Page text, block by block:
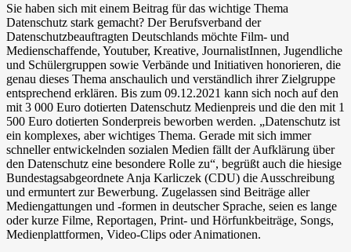
Sie haben sich mit einem Beitrag für das wichtige Thema
Datenschutz stark gemacht? Der Berufsverband der
Datenschutzbeauftragten Deutschlands möchte Film- und
Medienschaffende, Youtuber, Kreative, JournalistInnen, Jugendliche
und Schülergruppen sowie Verbände und Initiativen honorieren, die
genau dieses Thema anschaulich und verständlich ihrer Zielgruppe
entsprechend erklären. Bis zum 09.12.2021 kann sich noch auf den
mit 3 000 Euro dotierten Datenschutz Medienpreis und die den mit 1
500 Euro dotierten Sonderpreis beworben werden. „Datenschutz ist
ein komplexes, aber wichtiges Thema. Gerade mit sich immer
schneller entwickelnden sozialen Medien fällt der Aufklärung über
den Datenschutz eine besondere Rolle zu“, begrüßt auch die hiesige
Bundestagsabgeordnete Anja Karliczek (CDU) die Ausschreibung
und ermuntert zur Bewerbung. Zugelassen sind Beiträge aller
Mediengattungen und -formen in deutscher Sprache, seien es lange
oder kurze Filme, Reportagen, Print- und Hörfunkbeiträge, Songs,
Medienplattformen, Video-Clips oder Animationen.